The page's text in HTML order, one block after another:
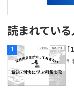
評議員会・社員
評議員
定期提出書類
寄附
労務
給与計算
法務
利益相反取引
経営
連載
読まれてい
1